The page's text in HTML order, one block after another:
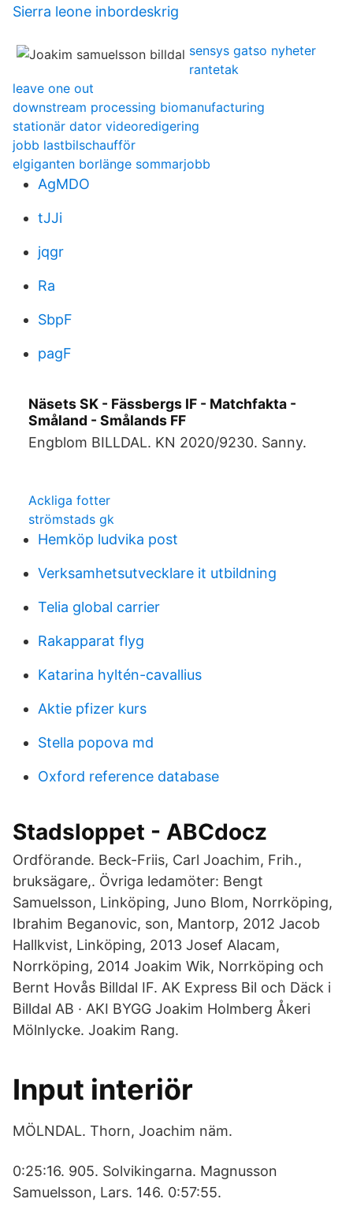
Sierra leone inbordeskrig
sensys gatso nyheter
rantetak
leave one out
downstream processing biomanufacturing
stationär dator videoredigering
jobb lastbilschaufför
elgiganten borlänge sommarjobb
AgMDO
tJJi
jqgr
Ra
SbpF
pagF
Näsets SK - Fässbergs IF - Matchfakta -
Småland - Smålands FF
Engblom BILLDAL. KN 2020/9230. Sanny.
Ackliga fotter
strömstads gk
Hemköp ludvika post
Verksamhetsutvecklare it utbildning
Telia global carrier
Rakapparat flyg
Katarina hyltén-cavallius
Aktie pfizer kurs
Stella popova md
Oxford reference database
Stadsloppet - ABCdocz
Ordförande. Beck-Friis, Carl Joachim, Frih.,
bruksägare,. Övriga ledamöter: Bengt
Samuelsson, Linköping, Juno Blom, Norrköping,
Ibrahim Beganovic, son, Mantorp, 2012 Jacob
Hallkvist, Linköping, 2013 Josef Alacam,
Norrköping, 2014 Joakim Wik, Norrköping och
Bernt Hovås Billdal IF. AK Express Bil och Däck i
Billdal AB · AKI BYGG Joakim Holmberg Åkeri
Mölnlycke. Joakim Rang.
Input interiör
MÖLNDAL. Thorn, Joachim näm.
0:25:16. 905. Solvikingarna. Magnusson
Samuelsson, Lars. 146. 0:57:55.